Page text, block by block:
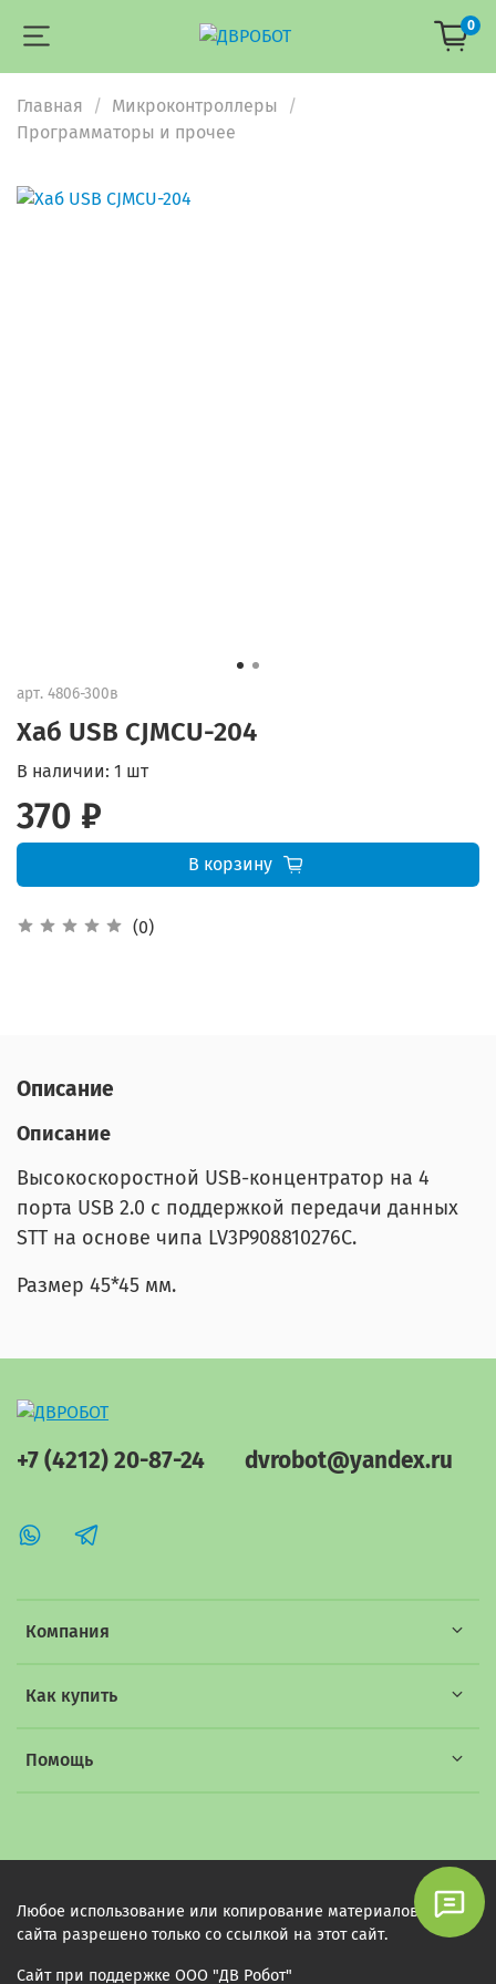
0
Главная
Микроконтроллеры
Программаторы и прочее
арт. 4806-300в
Хаб USB CJMCU-204
(0)
В наличии: 1 шт
370 ₽
В корзину
Описание
Описание
Высокоскоростной USB-концентратор на 4
порта USB 2.0 с поддержкой передачи данных
STT на основе чипа LV3P908810276C.
Размер 45*45 мм.
Компания
Как купить
Помощь
+7 (4212) 20-87-24 dvrobot@yandex.ru
Любое использование или копирование материалов этого
сайта разрешено только со ссылкой на этот сайт.
Сайт при поддержке ООО "ДВ Робот"